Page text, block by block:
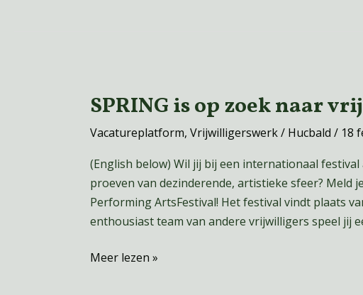
SPRING is op zoek naar
Vacatureplatform, Vrijwilligerswerk/ Hucbald / 18
(English below) Wil jij bij een internationaal
proeven van dezinderende, artistieke sfeer? Meld
Performing ArtsFestival! Het festival vindt plaats
enthousiast team van andere vrijwilligers speel jij
SPRING
op
zoek
naar
vrijwilligers!
Meer lezen »